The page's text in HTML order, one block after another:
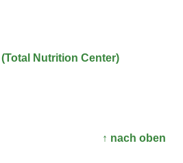
Nutrition Center)
↑ nach oben